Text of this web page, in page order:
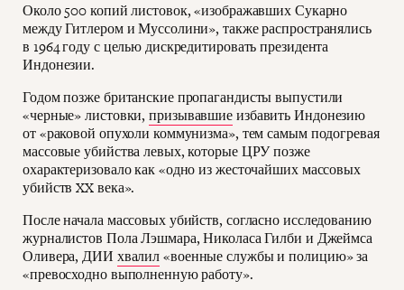
Около 500 копий листовок, «изображавших Сукарно
между Гитлером и Муссолини», также распространялись
в 1964 году с целью дискредитировать президента
Индонезии.
Годом позже британские пропагандисты выпустили
«черные» листовки,призывавшиеизбавить Индонезию
от «раковой опухоли коммунизма», тем самым подогревая
массовые убийства левых, которые ЦРУ позже
охарактеризовало как «одно из жесточайших массовых
убийств XX века».
После начала массовых убийств, согласно исследованию
журналистов Пола Лэшмара, Николаса Гилби и Джеймса
Оливера, ДИИ хвалил«военные службы и полицию» за
«превосходно выполненную работу».